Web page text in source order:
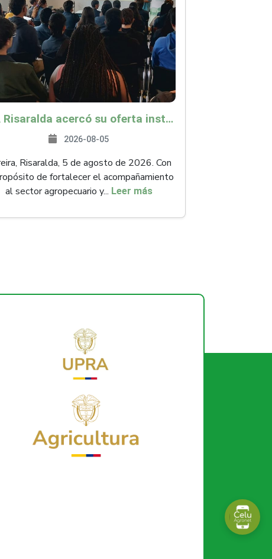
ICA Risaralda acercó su oferta institucional a productores y emprendedores en Expocamello
2026-08-05
Risaralda, 5 de agosto de 2026. Con
de fortalecer el acompañamiento
al sector agropecuario y... Leer más